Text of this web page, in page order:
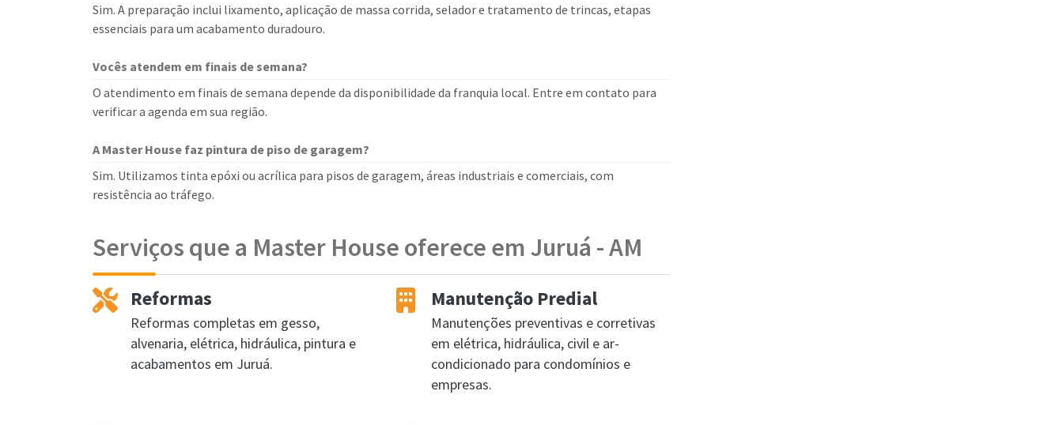
Sim. A preparação inclui lixamento, aplicação de massa corrida, selador e tratamento de trincas, etapas
essenciais para um acabamento duradouro.
Vocês atendem em finais de semana?
O atendimento em finais de semana depende da disponibilidade da franquia local. Entre em contato para
verificar a agenda em sua região.
A Master House faz pintura de piso de garagem?
Sim. Utilizamos tinta epóxi ou acrílica para pisos de garagem, áreas industriais e comerciais, com
resistência ao tráfego.
Serviços que a Master House oferece em Juruá - AM
Reformas
Reformas completas em gesso,
alvenaria, elétrica, hidráulica, pintura e
acabamentos em Juruá.
Manutenção Predial
Manutenções preventivas e corretivas
em elétrica, hidráulica, civil e ar-
condicionado para condomínios e
empresas.